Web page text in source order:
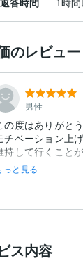
のレビュー
男性
の度はありがと
チベーション上げ
持して行くことが
っと見る
ス内容